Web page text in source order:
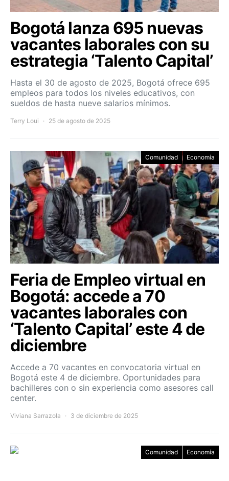
Bogotá lanza 695 nuevas
vacantes laborales con su
estrategia ‘Talento Capital’
Hasta el 30 de agosto de 2025, Bogotá ofrece 695
empleos para todos los niveles educativos, con
sueldos de hasta nueve salarios mínimos.
Terry Loui 25 de agosto de 2025
Comunidad Economía
Feria de Empleo virtual en
Bogotá: accede a 70
vacantes laborales con
‘Talento Capital’ este 4 de
diciembre
Accede a 70 vacantes en convocatoria virtual en
Bogotá este 4 de diciembre. Oportunidades para
bachilleres con o sin experiencia como asesores call
center.
Viviana Sarrazola 3 de diciembre de 2025
Comunidad Economía